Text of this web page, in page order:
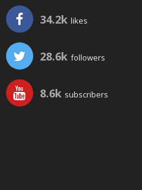
34.2k likes
28.6k followers
8.6k subscribers